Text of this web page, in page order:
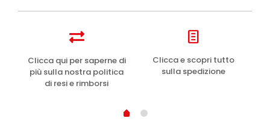
Clicca qui per saperne di
più sulla nostra politica
di resi e rimborsi
Clicca e scopri tutto
sulla spedizione